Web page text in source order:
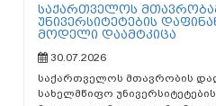
საქართველოს
უნივერსიტეტების
მოდელი დაამტკიცა
30.07.2026
საქართველოს მთავრობის
სახელმწიფო